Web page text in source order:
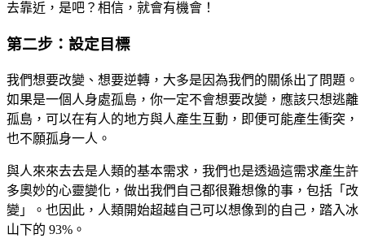
去靠近，是吧？相信，就會有機會！
第二步：設定目標
我們想要改變、想要逆轉，大多是因為我們的關係出了問題。
如果是一個人身處孤島，你一定不會想要改變，應該只想逃離
孤島，可以在有人的地方與人產生互動，即便可能產生衝突，
也不願孤身一人。
與人來來去去是人類的基本需求，我們也是透過這需求產生許
多奧妙的心靈變化，做出我們自己都很難想像的事，包括「改
變」。也因此，人類開始超越自己可以想像到的自己，踏入冰
山下的 93%。